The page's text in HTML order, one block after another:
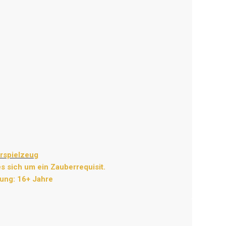
sich um ein Zauberrequisit.
16+ Jahre